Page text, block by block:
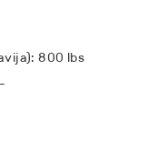
800 lbs